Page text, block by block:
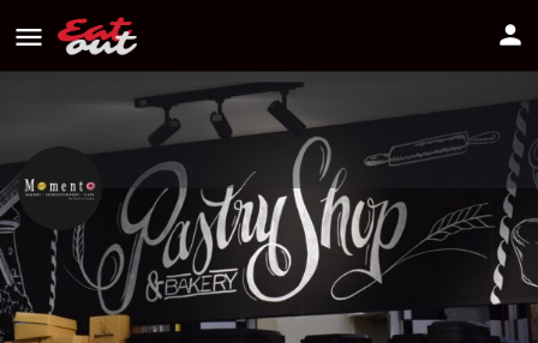
Momento Bakery by Sotiris Ladas
Διεύθυνση
Γρήγορη Αυξεντίου 68 Αγία Βαρβάρα Λευκωσία